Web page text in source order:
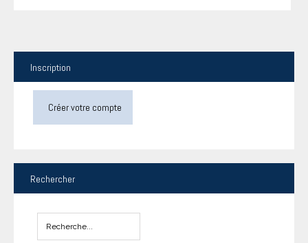
Inscription
Créer votre compte
Rechercher